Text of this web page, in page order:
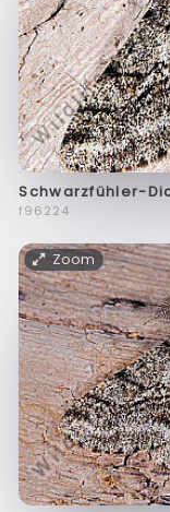
Schwarzfühler-
f96224
Zoom